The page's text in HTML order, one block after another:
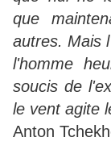
que
autres. Mais
l'homme
soucis de
le vent agite
Anton